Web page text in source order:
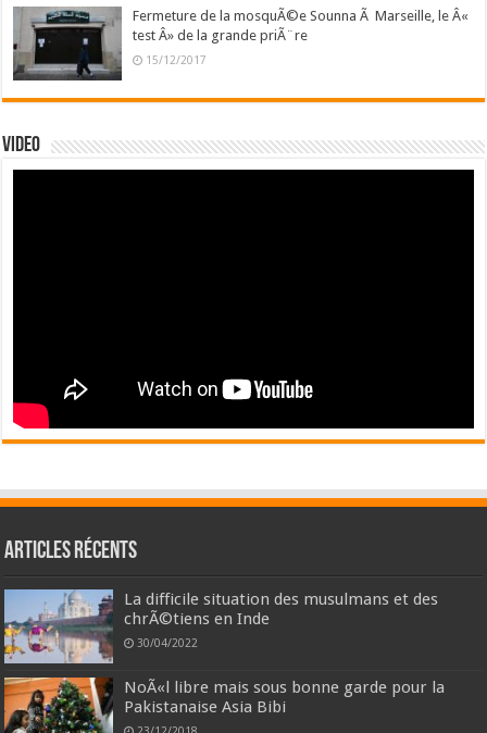
Fermeture de la mosquÃ©e Sounna Ã Marseille, le Â«
test Â» de la grande priÃ¨re
15/12/2017
Video
Articles récents
La difficile situation des musulmans et des
chrÃ©tiens en Inde
30/04/2022
NoÃ«l libre mais sous bonne garde pour la
Pakistanaise Asia Bibi